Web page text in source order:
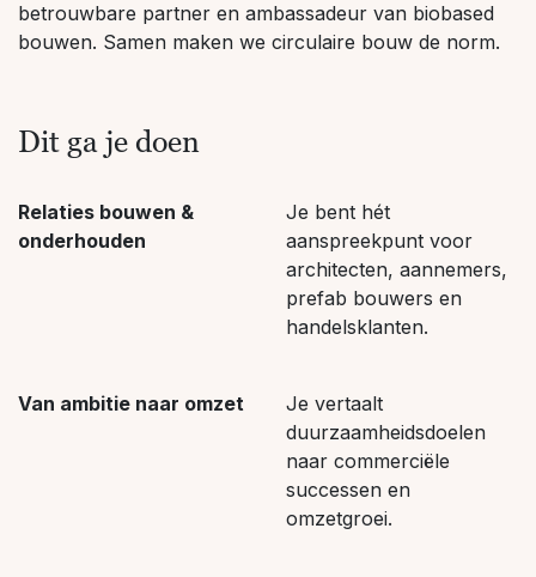
betrouwbare partner en ambassadeur van biobased
bouwen. Samen maken we circulaire bouw de norm.
Dit ga je doen
Relaties bouwen &
onderhouden
Je bent hét
aanspreekpunt voor
architecten, aannemers,
prefab bouwers en
handelsklanten.
Van ambitie naar omzet
Je vertaalt
duurzaamheidsdoelen
naar commerciële
successen en
omzetgroei.